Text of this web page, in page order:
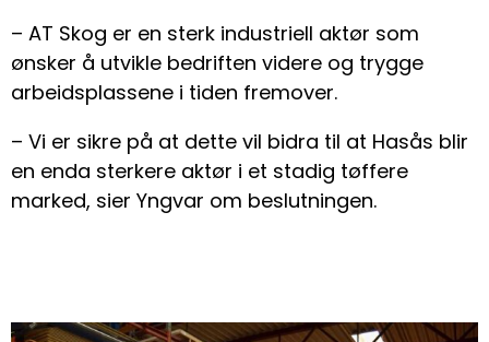
– AT Skog er en sterk industriell aktør som
ønsker å utvikle bedriften videre og trygge
arbeidsplassene i tiden fremover.
– Vi er sikre på at dette vil bidra til at Hasås blir
en enda sterkere aktør i et stadig tøffere
marked, sier Yngvar om beslutningen.